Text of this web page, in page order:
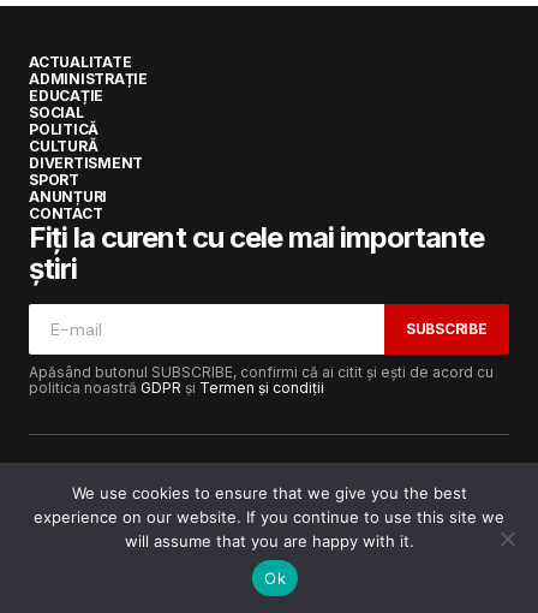
ACTUALITATE
ADMINISTRAȚIE
EDUCAȚIE
SOCIAL
POLITICĂ
CULTURĂ
DIVERTISMENT
SPORT
ANUNȚURI
CONTACT
Fiți la curent cu cele mai importante
știri
SUBSCRIBE
Apăsând butonul SUBSCRIBE, confirmi că ai citit și ești de acord cu
politica noastră GDPR și Termen și condiții
Copyright © 2017-2025Lugojeanul.ro· Toate drepturile
rezervate · Dezvoltat dePower Media FX
We use cookies to ensure that we give you the best
experience on our website. If you continue to use this site we
will assume that you are happy with it.
Ok